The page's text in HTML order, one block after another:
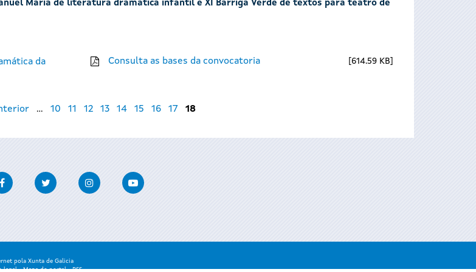
María de literatura dramática infantil e XI Barriga Verde de textos para teatro de
da
Consulta as bases da convocatoria 614.59 KB
… 10 11 12 13 14 15 16 17 18
FacebookTwitter InstagramYoutube
pola Xunta de Galicia
legal -Mapa do portal -RSS